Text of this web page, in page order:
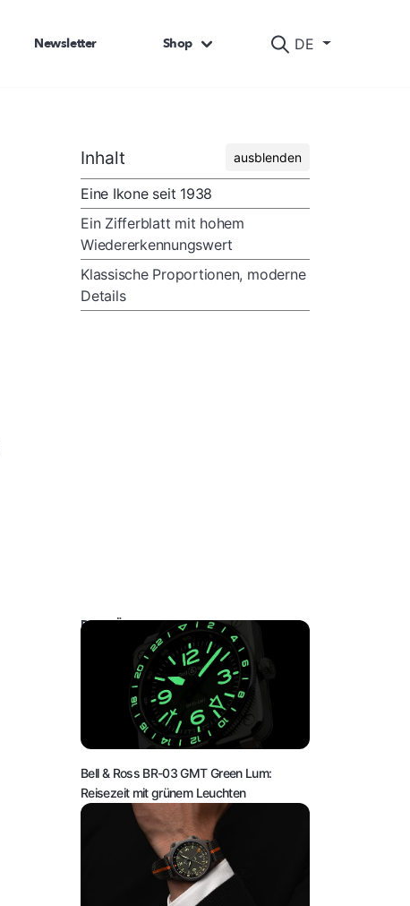
DE
Newsletter Shop
Inhalt ausblenden
Eine Ikone seit 1938
Ein Zifferblatt mit hohem
Wiedererkennungswert
Klassische Proportionen, moderne
Details
DAS KÖNNTE SIE AUCH INTERESSIEREN:
Bell & Ross BR-03 GMT Green Lum:
Reisezeit mit grünem Leuchten